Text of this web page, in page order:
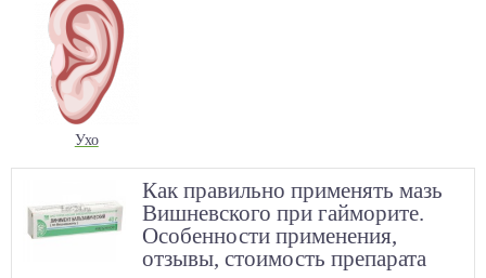
Ухо
Как правильно применять мазь
Вишневского при гайморите.
Особенности применения,
отзывы, стоимость препарата